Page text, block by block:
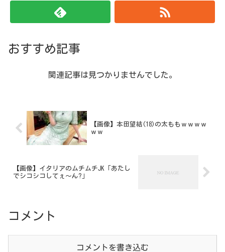
おすすめ記事
関連記事は見つかりませんでした。
【画像】本田望結(18)の太ももｗｗｗｗ
ｗｗ
【画像】イタリアのムチムチJK「あたし
でシコシコしてぇ～ん?」
コメント
コメントを書き込む